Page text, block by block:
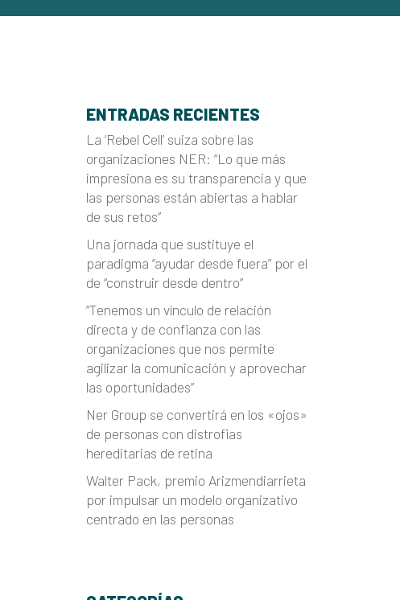
ENTRADAS RECIENTES
La ‘Rebel Cell’ suiza sobre las
organizaciones NER: “Lo que más
impresiona es su transparencia y que
las personas están abiertas a hablar
de sus retos”
Una jornada que sustituye el
paradigma “ayudar desde fuera” por el
de “construir desde dentro”
“Tenemos un vínculo de relación
directa y de confianza con las
organizaciones que nos permite
agilizar la comunicación y aprovechar
las oportunidades”
Ner Group se convertirá en los «ojos»
de personas con distrofias
hereditarias de retina
Walter Pack, premio Arizmendiarrieta
por impulsar un modelo organizativo
centrado en las personas